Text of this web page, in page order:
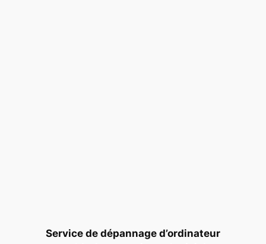
Service de dépannage d’ordinateur